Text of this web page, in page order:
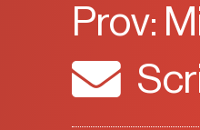
Prov: